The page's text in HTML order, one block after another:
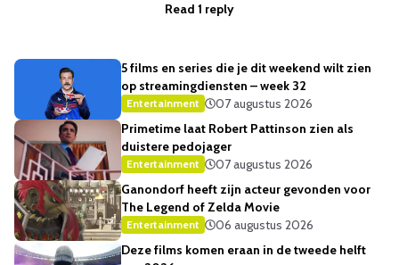
Read 1 reply
5 films en series die je dit weekend wilt zien
op streamingdiensten – week 32
Entertainment
07 augustus 2026
Primetime laat Robert Pattinson zien als
duistere pedojager
Entertainment
07 augustus 2026
Ganondorf heeft zijn acteur gevonden voor
The Legend of Zelda Movie
Entertainment
06 augustus 2026
Deze films komen eraan in de tweede helft